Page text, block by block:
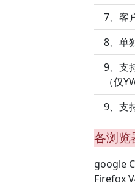
7、客
8、单
9、支
（仅
9、支
各浏览
google
Firefox